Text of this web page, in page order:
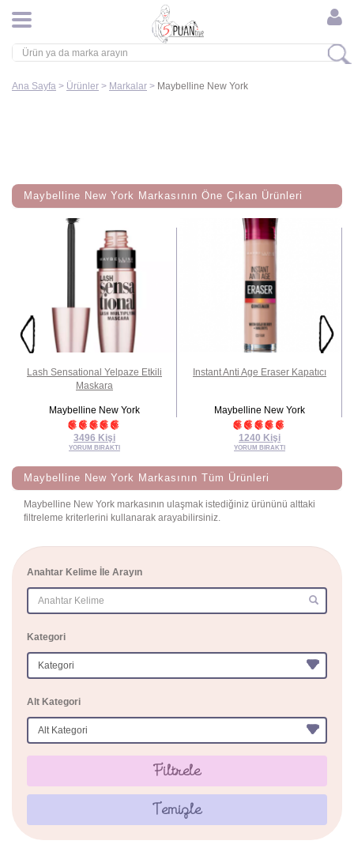
Ana Sayfa > Ürünler > Markalar > Maybelline New York
Maybelline New York Markasının Öne Çıkan Ürünleri
Lash Sensational Yelpaze Etkili
Maskara
Maybelline New York
3496 Kişi
YORUM BIRAKTI
Instant Anti Age Eraser Kapatıcı
Maybelline New York
1240 Kişi
YORUM BIRAKTI
Maybelline New York Markasının Tüm Ürünleri
Maybelline New York markasının ulaşmak istediğiniz ürününü alttaki
filtreleme kriterlerini kullanarak arayabilirsiniz.
Anahtar Kelime İle Arayın
Kategori
Alt Kategori
Filtrele
Temizle